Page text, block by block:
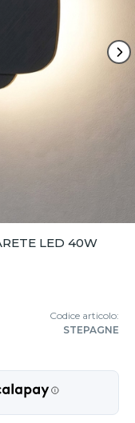
LED 40W
Codice articolo:
STEPAGNE